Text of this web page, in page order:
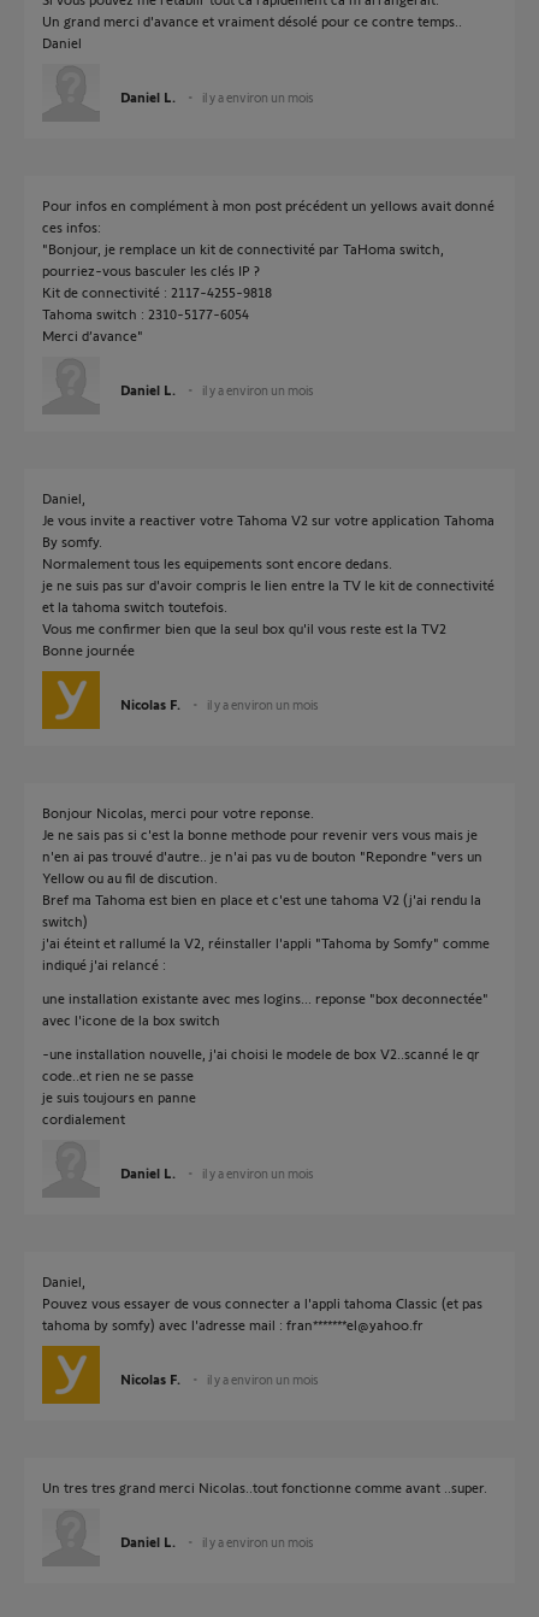
Un grand merci d'avance et vraiment désolé pour ce contre temps..
Daniel
Daniel L. il y a environ un mois
Pour infos en complément à mon post précédent un yellows avait donné
ces infos:
"Bonjour, je remplace un kit de connectivité par TaHoma switch,
pourriez-vous basculer les clés IP ?
Kit de connectivité : 2117-4255-9818
Tahoma switch : 2310-5177-6054
Merci d’avance"
Daniel L. il y a environ un mois
Daniel,
Je vous invite a reactiver votre Tahoma V2 sur votre application Tahoma
By somfy.
Normalement tous les equipements sont encore dedans.
je ne suis pas sur d'avoir compris le lien entre la TV le kit de connectivité
et la tahoma switch toutefois.
Vous me confirmer bien que la seul box qu'il vous reste est la TV2
Bonne journée
Nicolas F. il y a environ un mois
Bonjour Nicolas, merci pour votre reponse.
Je ne sais pas si c'est la bonne methode pour revenir vers vous mais je
n'en ai pas trouvé d'autre.. je n'ai pas vu de bouton "Repondre "vers un
Yellow ou au fil de discution.
Bref ma Tahoma est bien en place et c'est une tahoma V2 (j'ai rendu la
switch)
j'ai éteint et rallumé la V2, réinstaller l'appli "Tahoma by Somfy" comme
indiqué j'ai relancé :
une installation existante avec mes logins... reponse "box deconnectée"
avec l'icone de la box switch
-une installation nouvelle, j'ai choisi le modele de box V2..scanné le qr
code..et rien ne se passe
je suis toujours en panne
cordialement
Daniel L. il y a environ un mois
Daniel,
Pouvez vous essayer de vous connecter a l'appli tahoma Classic (et pas
tahoma by somfy) avec l'adresse mail : fran*******el@yahoo.fr
Nicolas F. il y a environ un mois
Un tres tres grand merci Nicolas..tout fonctionne comme avant ..super.
Daniel L. il y a environ un mois